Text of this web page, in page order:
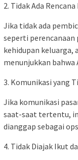
2. Tidak Ada
Jika tidak ada
seperti
kehidupan keluarga,
menunjukkan
3. Komunikasi yang
Jika komunikasi
saat-saat tertentu,
dianggap sebagai
4. Tidak Diajak Ikut